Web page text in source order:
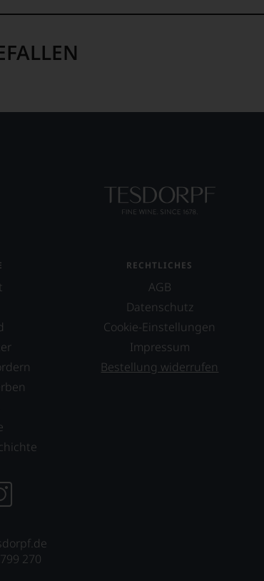
270
RECHTLICHES
AGB
Datenschutz
Cookie-Einstellungen
Impressum
Bestellung widerrufen